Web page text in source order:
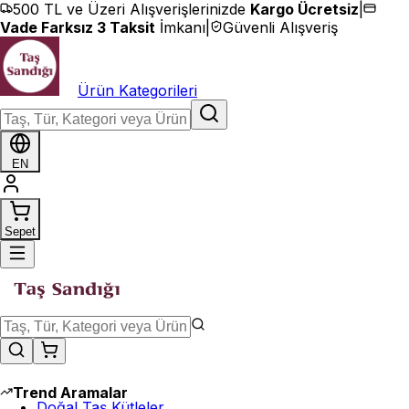
İçeriğe geç
500 TL ve Üzeri Alışverişlerinizde Kargo Ücretsiz
Vade Farksız 3 Taksit İmkanı Güvenli Alışveriş
Ürün Kategorileri
EN
Sepet
Trend Aramalar